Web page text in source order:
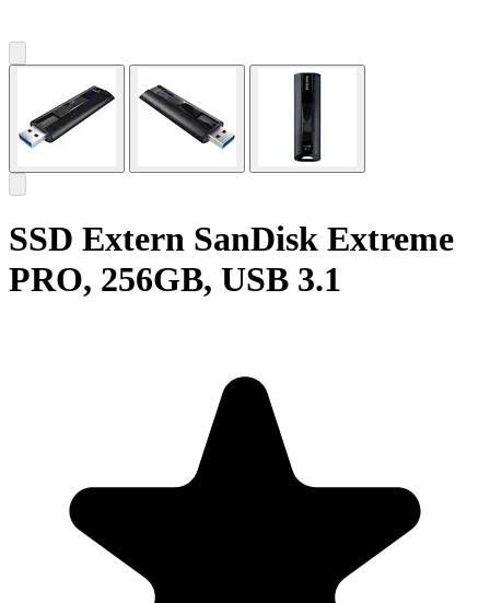
SSD Extern SanDisk Extreme
PRO, 256GB, USB 3.1